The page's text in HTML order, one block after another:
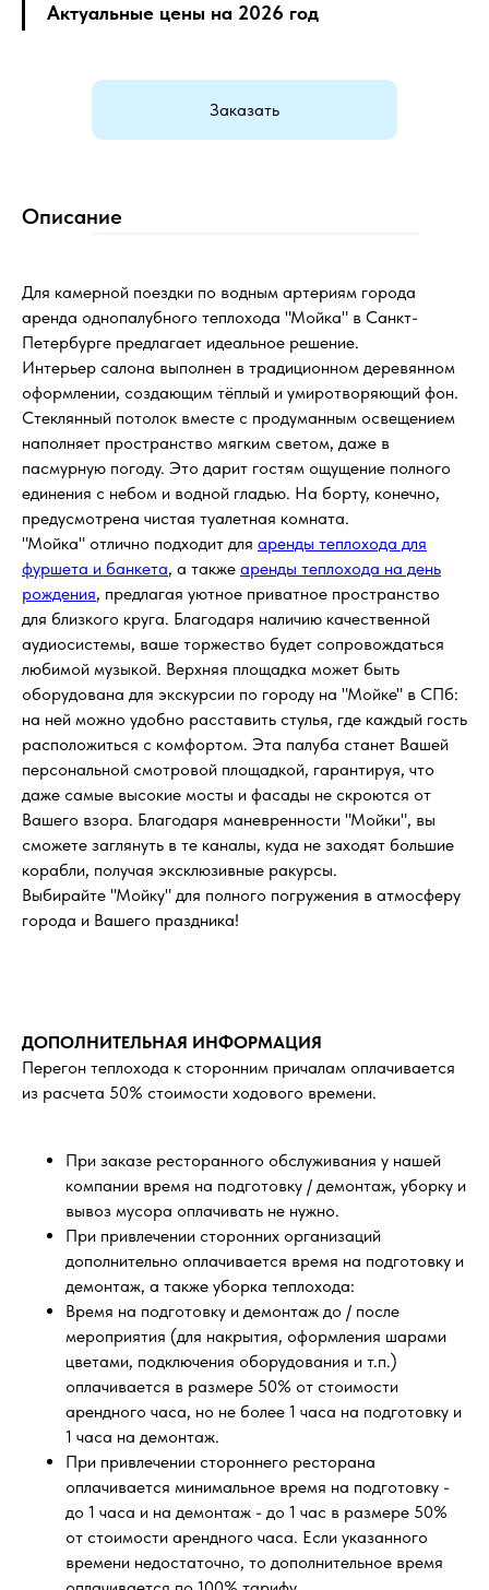
Актуальные цены на 2026 год
Заказать
Описание
Для камерной поездки по водным артериям города
аренда однопалубного теплохода "Мойка" в Санкт-
Петербурге предлагает идеальное решение.
Интерьер салона выполнен в традиционном деревянном
оформлении, создающим тёплый и умиротворяющий фон.
Стеклянный потолок вместе с продуманным освещением
наполняет пространство мягким светом, даже в
пасмурную погоду. Это дарит гостям ощущение полного
единения с небом и водной гладью. На борту, конечно,
предусмотрена чистая туалетная комната.
"Мойка" отлично подходит для аренды теплохода для
фуршета и банкета, а также аренды теплохода на день
рождения, предлагая уютное приватное пространство
для близкого круга. Благодаря наличию качественной
аудиосистемы, ваше торжество будет сопровождаться
любимой музыкой. Верхняя площадка может быть
оборудована для экскурсии по городу на "Мойке" в СПб:
на ней можно удобно расставить стулья, где каждый гость
расположиться с комфортом. Эта палуба станет Вашей
персональной смотровой площадкой, гарантируя, что
даже самые высокие мосты и фасады не скроются от
Вашего взора. Благодаря маневренности "Мойки", вы
сможете заглянуть в те каналы, куда не заходят большие
корабли, получая эксклюзивные ракурсы.
Выбирайте "Мойку" для полного погружения в атмосферу
города и Вашего праздника!
ДОПОЛНИТЕЛЬНАЯ ИНФОРМАЦИЯ
Перегон теплохода к сторонним причалам оплачивается
из расчета 50% стоимости ходового времени.
При заказе ресторанного обслуживания у нашей
компании время на подготовку / демонтаж, уборку и
вывоз мусора оплачивать не нужно.
При привлечении сторонних организаций
дополнительно оплачивается время на подготовку и
демонтаж, а также уборка теплохода:
Время на подготовку и демонтаж до / после
мероприятия (для накрытия, оформления шарами
цветами, подключения оборудования и т.п.)
оплачивается в размере 50% от стоимости
арендного часа, но не более 1 часа на подготовку и
1 часа на демонтаж.
При привлечении стороннего ресторана
оплачивается минимальное время на подготовку -
до 1 часа и на демонтаж - до 1 час в размере 50%
от стоимости арендного часа. Если указанного
времени недостаточно, то дополнительное время